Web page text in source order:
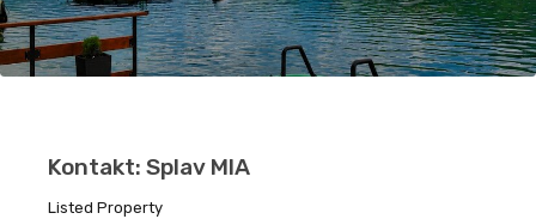
Kontakt: Splav MIA
Listed Property